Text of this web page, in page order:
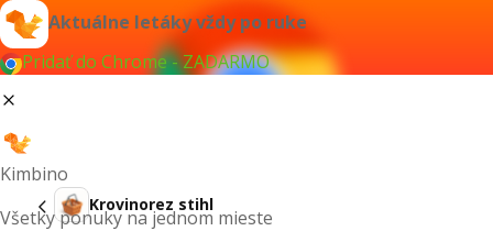
Aktuálne letáky vždy po ruke
Pridať do Chrome - ZADARMO
Kimbino
Všetky ponuky na jednom mieste
Krovinorez stihl